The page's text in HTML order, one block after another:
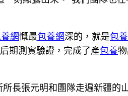
網慨最包養網深的，就是包
期測實驗證，完成了產包養
長張元明和團隊走遍新疆的